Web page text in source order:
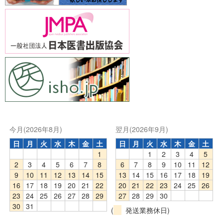
今月(2026年8月)
日
月 火 水 木 金
土
1
2
3 4 5 6 7
8
9
10 11 12 13 14
15
16
17 18 19 20 21
22
23
24 25 26 27 28
29
30
31
翌月(2026年9月)
日
月 火 水 木 金
土
1
2 3 4
5
6
7 8 9 10 11
12
13
14 15 16 17 18
19
20
21 22 23 24 25
26
27 28 29
30
(
発送業務休日)